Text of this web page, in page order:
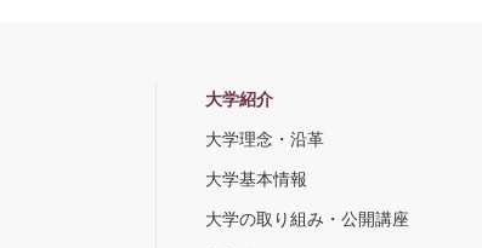
大学紹介
大学理念・沿革
大学基本情報
大学の取り組み・公開講座